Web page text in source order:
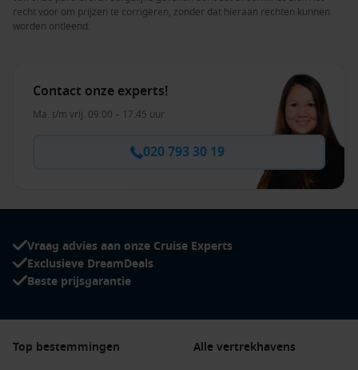
recht voor om prijzen te corrigeren, zonder dat hieraan rechten kunnen
worden ontleend.
Contact onze experts!
Ma. t/m vrij. 09:00 – 17:45 uur
020 793 30 19
Vraag advies aan onze Cruise Experts
Exclusieve DreamDeals
Beste prijsgarantie
Top bestemmingen Alle vertrekhavens